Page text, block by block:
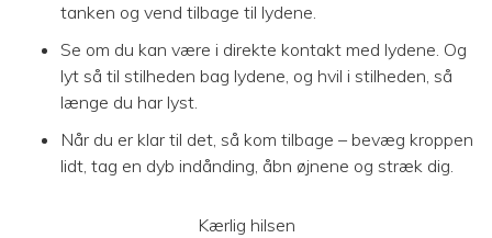
tanken og vend tilbage til lydene.
Se om du kan være i direkte kontakt med lydene. Og
lyt så til stilheden bag lydene, og hvil i stilheden, så
længe du har lyst.
Når du er klar til det, så kom tilbage – bevæg kroppen
lidt, tag en dyb indånding, åbn øjnene og stræk dig.
Kærlig hilsen